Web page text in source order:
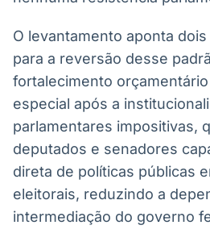
Em
Em
O levantamento aponta
para a reversão desse
fortalecimento
especial após a
parlamentares impositivas,
deputados e senadores
direta de políticas públicas
eleitorais, reduzindo a
intermediação do governo